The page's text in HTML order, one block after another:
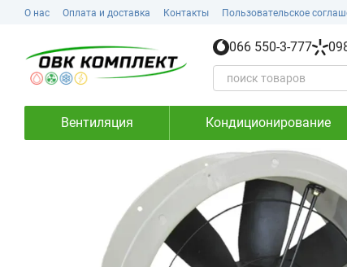
Перейти к основному контенту
О нас Оплата и доставка Контакты Пользовательское
066 550-3-777
Вентиляция Кондиционирование